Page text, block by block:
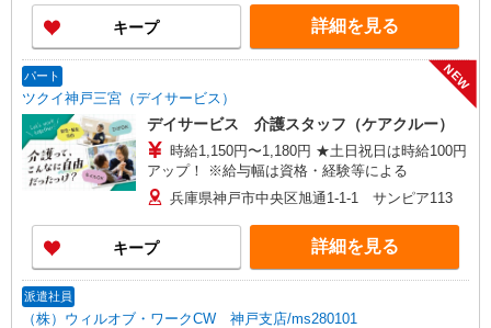
・ケア→ケアの移動時間も賃金（時給）を支給 ・
特定事業所加算手当:60円/時間含む ※給与幅は資
格・経験等による
キープ 詳細を見る
パート
ツクイ神戸三宮（デイサービス）
NEW
デイサービス 介護スタッフ（ケアクルー）
時給1,150円〜1,180円 ★土日祝日は時給100円
アップ！ ※給与幅は資格・経験等による
兵庫県神戸市中央区旭通1-1-1 サンピア113
キープ 詳細を見る
派遣社員
（株）ウィルオブ・ワークCW 神戸支店/ms280101